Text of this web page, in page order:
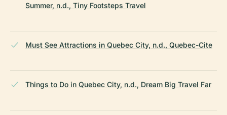
Summer, n.d., Tiny Footsteps Travel
Must See Attractions in Quebec City, n.d., Quebec-Cite
Things to Do in Quebec City, n.d., Dream Big Travel Far